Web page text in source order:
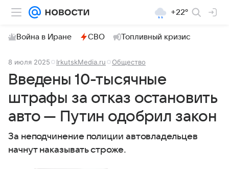
+22°
Война в Иране СВО Топливный кризис
8 июля 2025 IrkutskMedia.ru Общество
Введены 10-тысячные
штрафы за отказ остановить
авто — Путин одобрил закон
За неподчинение полиции автовладельцев
начнут наказывать строже.